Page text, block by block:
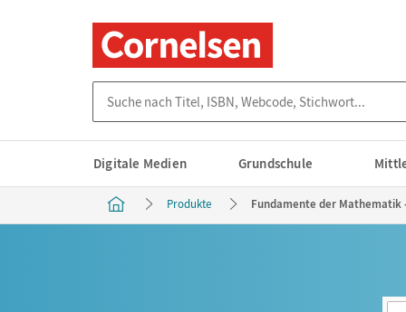
Digitale Medien Grundschule
Produkte Fundamente der Mathematik